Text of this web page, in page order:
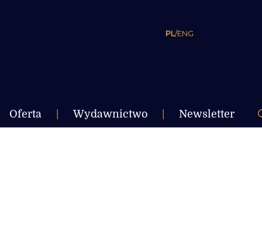
PL/ENG
Oferta Wydawnictwo Newsletter